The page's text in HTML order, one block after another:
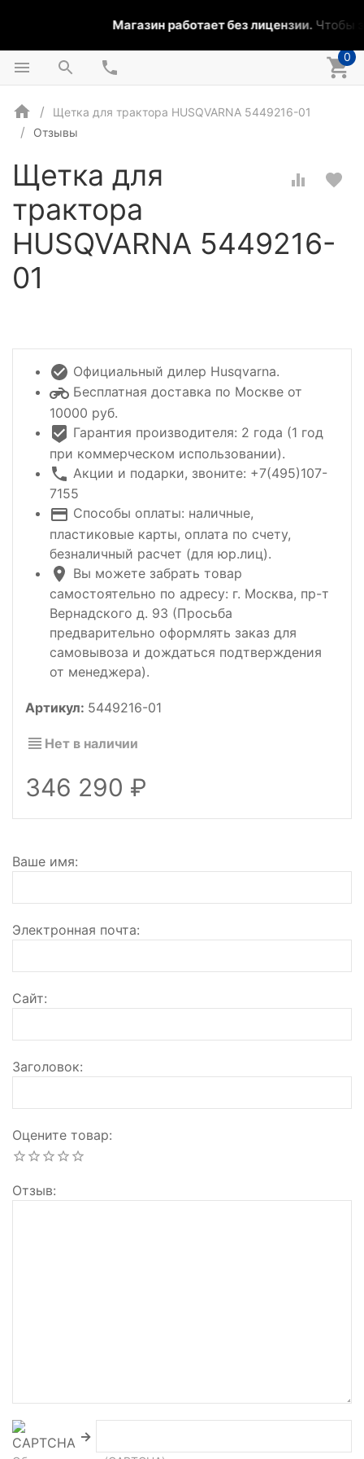
Магазин работает без лицензии.Чтобы
0
Щетка для трактора HUSQVARNA 5449216-01
Отзывы
Щетка для
трактора
HUSQVARNA 5449216-
01
Официальный дилер Husqvarna.
Бесплатная доставка по Москве от
10000 руб.
Гарантия производителя: 2 года (1 год
при коммерческом использовании).
Акции и подарки, звоните: +7(495)107-
7155
Способы оплаты: наличные,
пластиковые карты, оплата по счету,
безналичный расчет (для юр.лиц).
Вы можете забрать товар
самостоятельно по адресу: г. Москва, пр-т
Вернадского д. 93 (Просьба
предварительно оформлять заказ для
самовывоза и дождаться подтверждения
от менеджера).
Артикул: 5449216-01
Нет в наличии
346 290
Ваше имя
Электронная почта
Сайт
Заголовок
Оцените товар
Отзыв
→